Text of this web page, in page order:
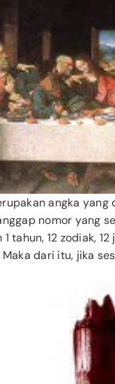
angka
nomor yang
tahun, 12 zodiak,
dari itu, jika